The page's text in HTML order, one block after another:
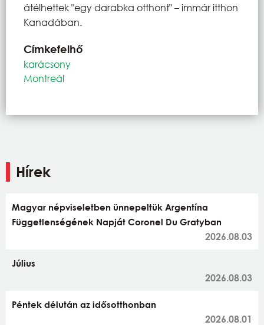
átélhettek "egy darabka otthont" – immár itthon
Kanadában.
Címkefelhő
karácsony
Montreál
Hírek
Magyar népviseletben ünnepeltük Argentína
Függetlenségének Napját Coronel Du Gratyban
2026.08.03
Július
2026.08.03
Péntek délután az idősotthonban
2026.08.01